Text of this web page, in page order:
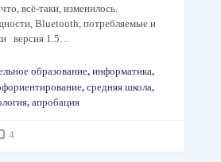
всё-таки, изменилось.
Bluetooth, потребляемые и
версия 1.5…
образование, информатика,
, средняя школа,
, апробация
4